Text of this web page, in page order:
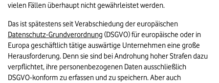
vielen Fällen überhaupt nicht gewährleistet werden.
Datenschutz-Grundverordnung (DSGVO) für europäische oder in
Europa geschäftlich tätige auswärtige Unternehmen eine große
Herausforderung. Denn sie sind bei Androhung hoher Strafen dazu
verpflichtet, ihre personenbezogenen Daten ausschließlich
DSGVO-konform zu erfassen und zu speichern. Aber auch